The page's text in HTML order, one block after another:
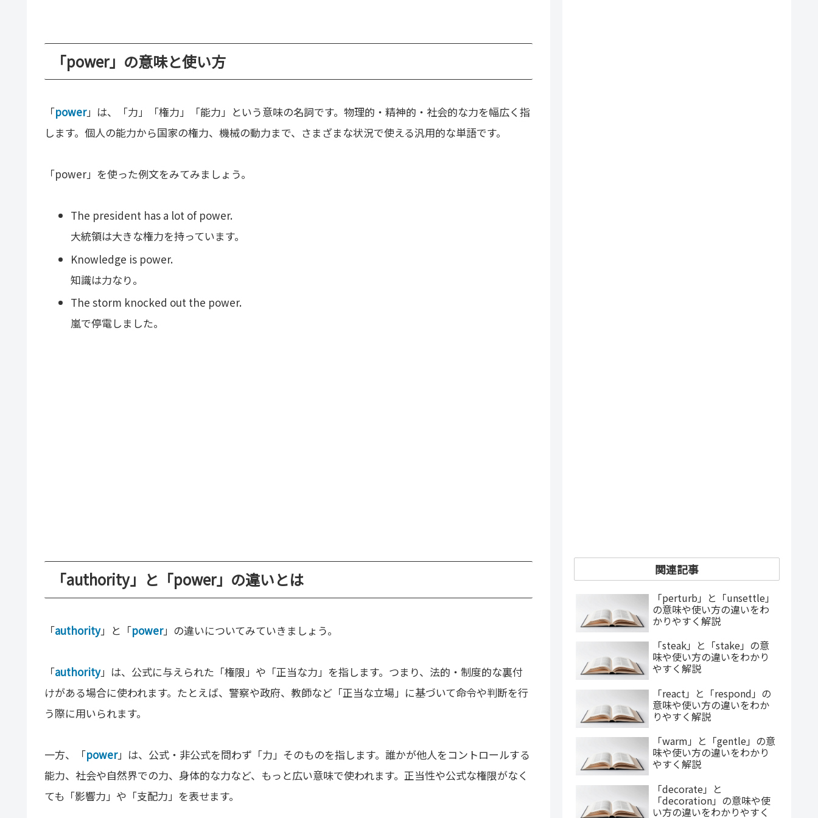
「power」の意味と使い方
「power」は、「力」「権力」「能力」という意味の名詞です。物理的・精神的・社会的な力を幅広く指
します。個人の能力から国家の権力、機械の動力まで、さまざまな状況で使える汎用的な単語です。
「power」を使った例文をみてみましょう。
The president has a lot of power.
大統領は大きな権力を持っています。
Knowledge is power.
知識は力なり。
The storm knocked out the power.
嵐で停電しました。
「authority」と「power」の違いとは
「authority」と「power」の違いについてみていきましょう。
「authority」は、公式に与えられた「権限」や「正当な力」を指します。つまり、法的・制度的な裏付
けがある場合に使われます。たとえば、警察や政府、教師など「正当な立場」に基づいて命令や判断を行
う際に用いられます。
一方、「power」は、公式・非公式を問わず「力」そのものを指します。誰かが他人をコントロールする
能力、社会や自然界での力、身体的な力など、もっと広い意味で使われます。正当性や公式な権限がなく
ても「影響力」や「支配力」を表せます。
関連記事
「perturb」と「unsettle」
の意味や使い方の違いをわ
かりやすく解説
「steak」と「stake」の意
味や使い方の違いをわかり
やすく解説
「react」と「respond」の
意味や使い方の違いをわか
りやすく解説
「warm」と「gentle」の意
味や使い方の違いをわかり
やすく解説
「decorate」と
「decoration」の意味や使
い方の違いをわかりやすく